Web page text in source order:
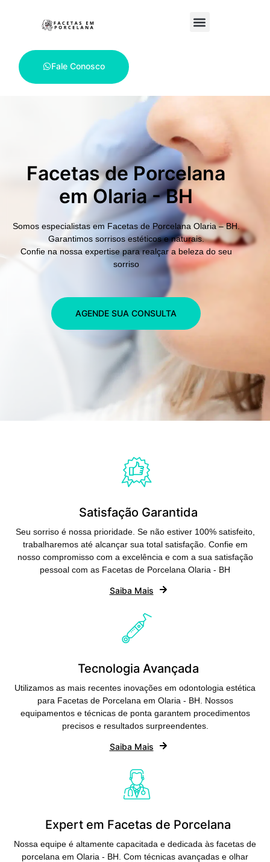
Fale Conosco
Facetas de Porcelana
em Olaria - BH
Somos especialistas em Facetas de Porcelana Olaria – BH.
Garantimos sorrisos estéticos e naturais.
Confie na nossa expertise para realçar a beleza do seu
sorriso
AGENDE SUA CONSULTA
Satisfação Garantida
Seu sorriso é nossa prioridade. Se não estiver 100% satisfeito,
trabalharemos até alcançar sua total satisfação. Confie em
nosso compromisso com a excelência e com a sua satisfação
pessoal com as Facetas de Porcelana Olaria - BH
Saiba Mais
Tecnologia Avançada
Utilizamos as mais recentes inovações em odontologia estética
para Facetas de Porcelana em Olaria - BH. Nossos
equipamentos e técnicas de ponta garantem procedimentos
precisos e resultados surpreendentes.
Saiba Mais
Expert em Facetas de Porcelana
Nossa equipe é altamente capacitada e dedicada às facetas de
porcelana em Olaria - BH. Com técnicas avançadas e olhar